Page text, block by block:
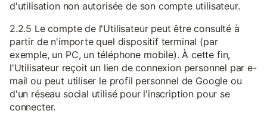
d'utilisation non autorisée de son compte utilisateur.
2.2.5 Le compte de l'Utilisateur peut être consulté à
partir de n'importe quel dispositif terminal (par
exemple, un PC, un téléphone mobile). À cette fin,
l'Utilisateur reçoit un lien de connexion personnel par e-
mail ou peut utiliser le profil personnel de Google ou
d'un réseau social utilisé pour l'inscription pour se
connecter.